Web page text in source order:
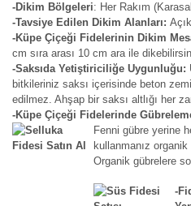
-Dikim Bölgeleri: Her Rakım
-Tavsiye Edilen Dikim Alanları:
-Küpe Çiçeği Fidelerinin Dikim
cm sıra arası 10 cm ara ile
-Saksıda Yetiştiriciliğe Uygunluğu:
bitkileriniz saksı içerisinde beton
edilmez. Ahşap bir saksı altlığı her
-Küpe Çiçeği Fidelerinde
Fenni gübre yerine
kullanmanız
Organik gübrelere
-